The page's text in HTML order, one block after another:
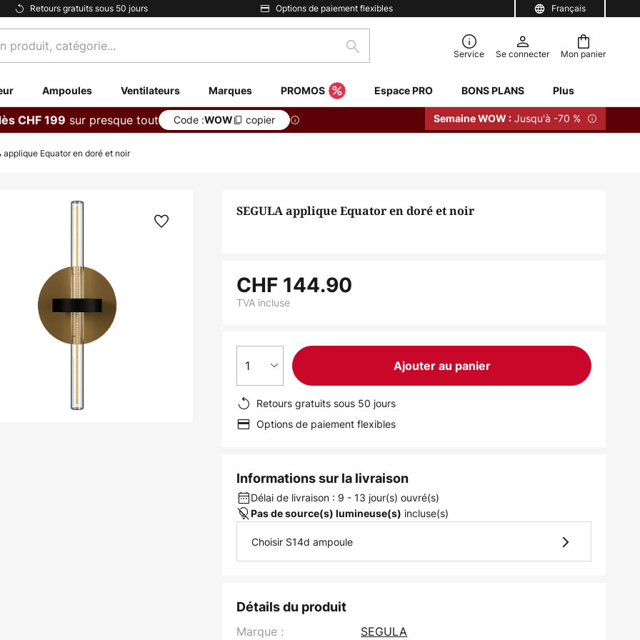
Français
Retours gratuits sous 50 jours Options de paiement flexibles
Mon panier
Rechercher Service Se connecter
Ampoules Ventilateurs Marques PROMOS Espace PRO BONS PLANS Plus
CHF 199 sur presque tout Code :WOW copier Semaine WOW : Jusqu'à -70 %
applique Equator en doré et noir
SEGULA applique Equator en doré et noir
CHF 144.90
TVA incluse
1 Ajouter au panier
Retours gratuits sous 50 jours
Options de paiement flexibles
Informations sur la livraison
Délai de livraison : 9 - 13 jour(s) ouvré(s)
Pas de source(s) lumineuse(s) incluse(s)
Choisir S14d ampoule
Détails du produit
Marque :
SEGULA